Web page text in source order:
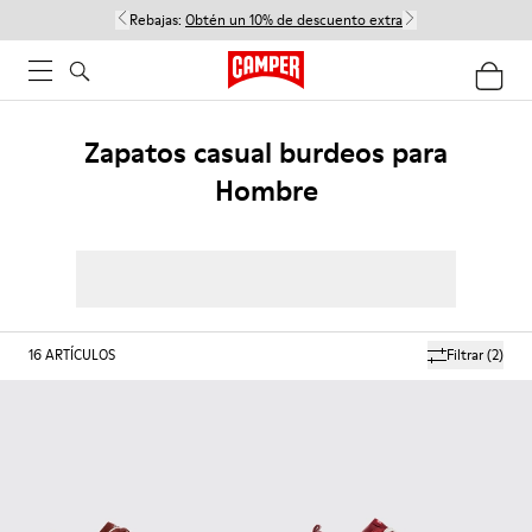
Rebajas: Obtén un 10% de descuento extra
Zapatos casual burdeos para
Hombre
Filtrar(2)
16ARTÍCULOS